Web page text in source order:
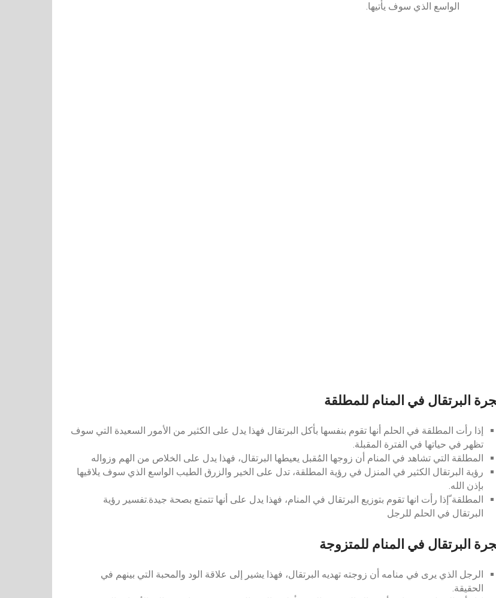
الواسع الذي سوف يأتيها.
البرتقال في المنام للمطلقة
إذا رأت المطلقة في الحلم أنها تقوم بنفسها بأكل البرتقال فهذا يدل على الكثير من الأمور السعيدة التي سوف
تظهر في حياتها في الفترة المقبلة.
المطلقة التي تشاهد في المنام أن زوجها المُقبل يعيطها البرتقال، فهذا يدل على الخلاص من الهم وزواله
رؤية البرتقال الكثير في المنزل في رؤية المطلقة، تدل على الخير والزرق الطيب الواسع الذي سوف يلاقيها
بإذن الله.
المطلقة ّإذا رأت انها تقوم بتوزيع البرتقال في المنام، فهذا يدل على أنها تتمتع بصحة جيدة.تفسير رؤية
البرتقال في الحلم للرجل
البرتقال في المنام للمتزوجة
الرجل الذي يرى في منامه أن زوجته تهديه البرتقال، فهذا يشير إلى علاقة الود والمحبة التي بينهم في
الحقيقة.